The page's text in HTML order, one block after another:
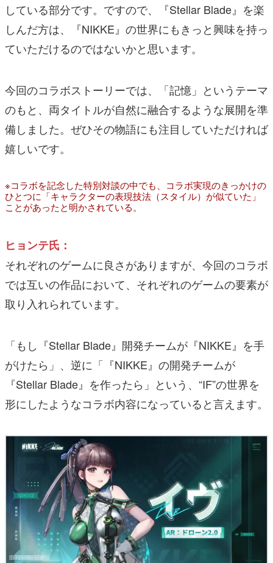
している部分です。ですので、『Stellar Blade』を楽
しんだ方は、『NIKKE』の世界にもきっと興味を持っ
ていただけるのではないかと思います。
今回のコラボストーリーでは、「記憶」というテーマ
のもと、両タイトルが自然に融合するような展開を準
備しました。ぜひその物語にも注目していただければ
嬉しいです。
※コラボを記念した特別対談の中でも、コラボ実現のきっかけの
ひとつに「キャラクターの表現技法（スタイル）が似ていた」
ことがあったと明かされている。
ヒョンテ氏：
それぞれのゲームに良さがありますが、今回のコラボ
では互いの作品において、それぞれのゲームの要素が
取り入れられています。
「もし『Stellar Blade』開発チームが『NIKKE』を手
がけたら」、逆に「『NIKKE』の開発チームが
『Stellar Blade』を作ったら」という、“IF”の世界を
形にしたようなコラボ内容になっていると言えます。